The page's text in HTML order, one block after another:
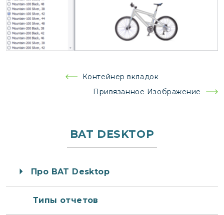
Навигация
Контейнер вкладок
Привязанное Изображение
BAT DESKTOP
Про BAT Desktop
Типы отчетов